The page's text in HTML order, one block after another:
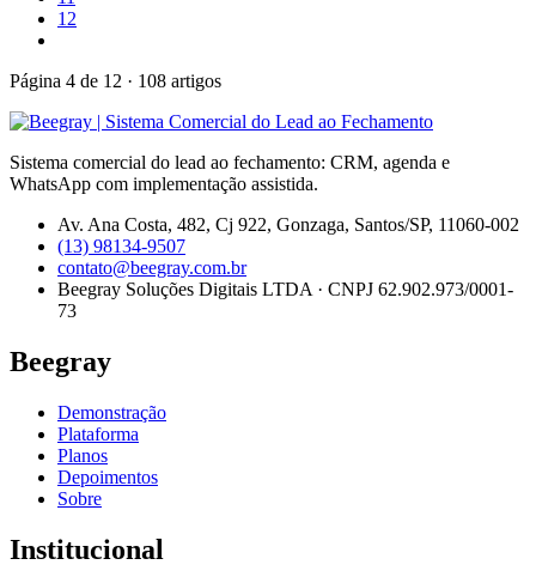
12
Página 4 de 12 · 108 artigos
Sistema comercial do lead ao fechamento: CRM, agenda e
WhatsApp com implementação assistida.
Av. Ana Costa, 482, Cj 922, Gonzaga, Santos/SP, 11060-002
(13) 98134-9507
contato@beegray.com.br
Beegray Soluções Digitais LTDA · CNPJ 62.902.973/0001-
73
Beegray
Demonstração
Plataforma
Planos
Depoimentos
Sobre
Institucional